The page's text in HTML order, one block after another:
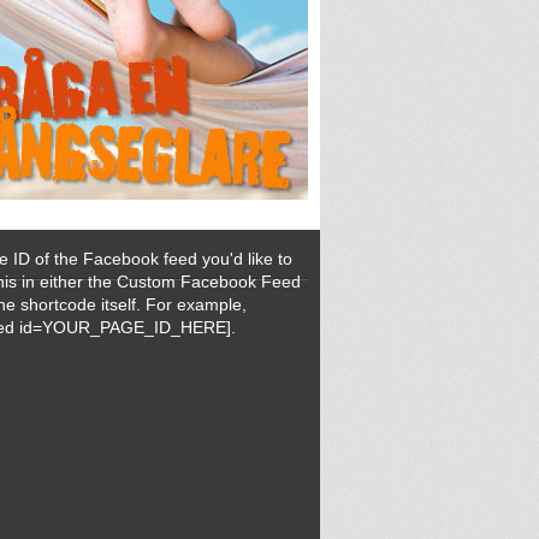
ID of the Facebook feed you'd like to
in either the Custom Facebook Feed
shortcode itself. For example,
id=YOUR_PAGE_ID_HERE].